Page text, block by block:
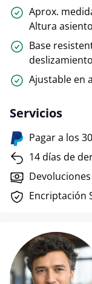
Aprox.
Altura
Base
Ajustable en
Servicios
Pagar a los
14 días de
Encriptación